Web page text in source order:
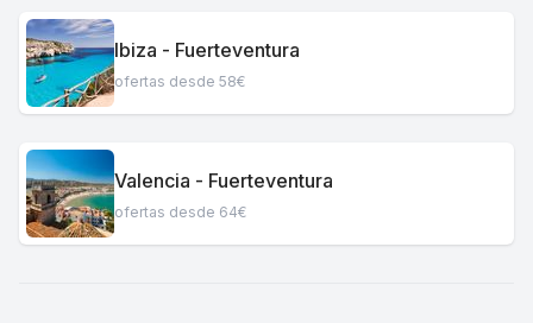
Ibiza - Fuerteventura
ofertas desde 58€
Valencia - Fuerteventura
ofertas desde 64€